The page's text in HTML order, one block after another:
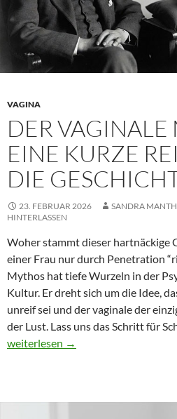
VAGINA
DER VAGINALE
EINE KURZE
DIE
23. FEBRUAR 2026 SANDRA
HINTERLASSEN
Woher stammt dieser hartnäckige
einer Frau nur durch Penetration
Mythos hat tiefe Wurzeln in der
Kultur. Er dreht sich um die Idee,
unreif sei und der vaginale der
der Lust. Lass uns das Schritt für
weiterlesen →